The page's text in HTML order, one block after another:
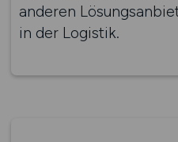
anderen
in der Logistik.